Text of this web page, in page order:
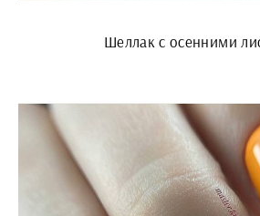
Шеллак с осенними